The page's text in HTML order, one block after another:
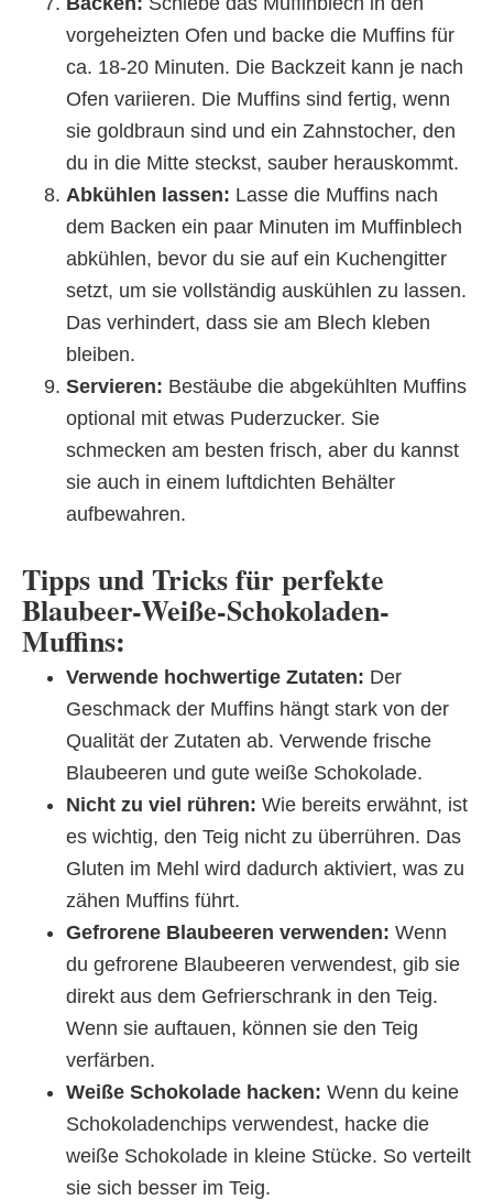
vorgeheizten Ofen und backe die Muffins für
ca. 18-20 Minuten. Die Backzeit kann je nach
Ofen variieren. Die Muffins sind fertig, wenn
sie goldbraun sind und ein Zahnstocher, den
du in die Mitte steckst, sauber herauskommt.
Abkühlen lassen: Lasse die Muffins nach
dem Backen ein paar Minuten im Muffinblech
abkühlen, bevor du sie auf ein Kuchengitter
setzt, um sie vollständig auskühlen zu lassen.
Das verhindert, dass sie am Blech kleben
bleiben.
Servieren: Bestäube die abgekühlten Muffins
optional mit etwas Puderzucker. Sie
schmecken am besten frisch, aber du kannst
sie auch in einem luftdichten Behälter
aufbewahren.
Tipps und Tricks für perfekte
Blaubeer-Weiße-Schokoladen-
Muffins:
Verwende hochwertige Zutaten: Der
Geschmack der Muffins hängt stark von der
Qualität der Zutaten ab. Verwende frische
Blaubeeren und gute weiße Schokolade.
Nicht zu viel rühren: Wie bereits erwähnt, ist
es wichtig, den Teig nicht zu überrühren. Das
Gluten im Mehl wird dadurch aktiviert, was zu
zähen Muffins führt.
Gefrorene Blaubeeren verwenden: Wenn
du gefrorene Blaubeeren verwendest, gib sie
direkt aus dem Gefrierschrank in den Teig.
Wenn sie auftauen, können sie den Teig
verfärben.
Weiße Schokolade hacken: Wenn du keine
Schokoladenchips verwendest, hacke die
weiße Schokolade in kleine Stücke. So verteilt
sie sich besser im Teig.